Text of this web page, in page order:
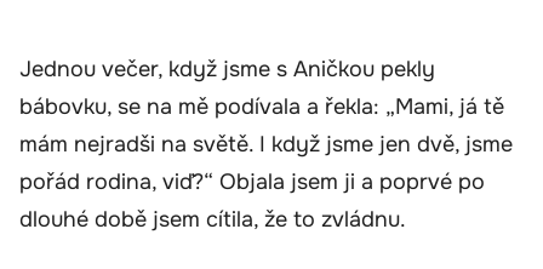
Jednou večer, když jsme s Aničkou pekly
bábovku, se na mě podívala a řekla: „Mami, já tě
mám nejradši na světě. I když jsme jen dvě, jsme
pořád rodina, viď?“ Objala jsem ji a poprvé po
dlouhé době jsem cítila, že to zvládnu.